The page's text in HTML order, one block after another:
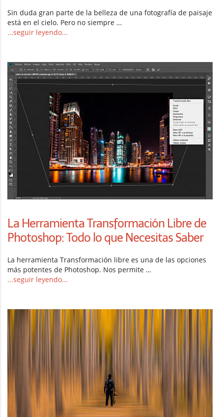
Sin duda gran parte de la belleza de una fotografía de paisaje
está en el cielo. Pero no siempre …
...seguir leyendo...
La Herramienta Transformación Libre de
Photoshop: Todo lo que Necesitas Saber
La herramienta Transformación libre es una de las opciones
más potentes de Photoshop. Nos permite …
...seguir leyendo...